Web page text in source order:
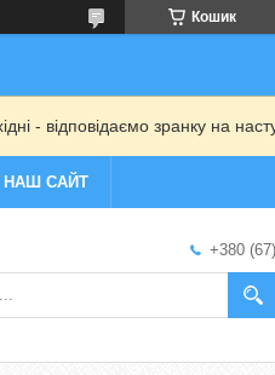
Кошик
- відповідаємо зранку на
НАШ САЙТ
+380